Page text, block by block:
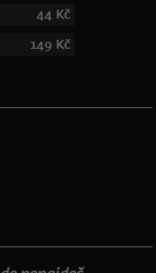
44 Kč
149 Kč